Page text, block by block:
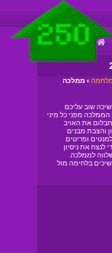
פריב
» ממלכה
במהפכה 2 ממשיכה שוב עליכם
מפני כל מיני
את האויב
והצבת מבנים
ופריטים
לנצח את ניסיון
לממלכה.
במהפכה 2 ממשיכים בלחימה מול